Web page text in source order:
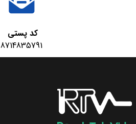
کد پستی
8714835791